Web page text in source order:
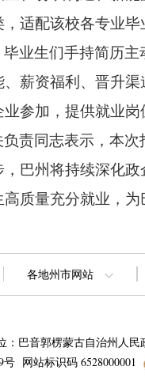
适配该校各专业毕
毕业生们手持简历主
薪资福利、 晋升渠
业参加，提供就业岗
责同志表示，本次
巴州将持续深化政
质量充分就业， 为
各地州市网站
：巴音郭楞蒙古自治州人民
号 网站标识码 6528000001